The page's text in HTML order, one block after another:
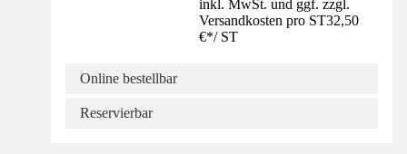
inkl. MwSt. und ggf. zzgl.
Versandkosten pro ST32,50
€*/ ST
Online bestellbar
Reservierbar